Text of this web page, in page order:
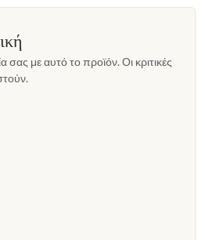
σας με αυτό το προϊόν. Οι κριτικές